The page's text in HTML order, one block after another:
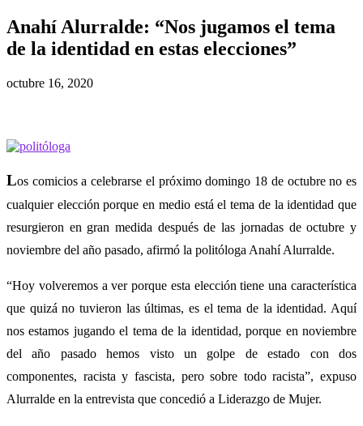
Anahí Alurralde: “Nos jugamos el tema
de la identidad en estas elecciones”
octubre 16, 2020
Los comicios a celebrarse el próximo domingo 18 de octubre no es
cualquier elección porque en medio está el tema de la identidad que
resurgieron en gran medida después de las jornadas de octubre y
noviembre del año pasado, afirmó la politóloga Anahí Alurralde.
“Hoy volveremos a ver porque esta elección tiene una característica
que quizá no tuvieron las últimas, es el tema de la identidad. Aquí
nos estamos jugando el tema de la identidad, porque en noviembre
del año pasado hemos visto un golpe de estado con dos
componentes, racista y fascista, pero sobre todo racista”, expuso
Alurralde en la entrevista que concedió a Liderazgo de Mujer.